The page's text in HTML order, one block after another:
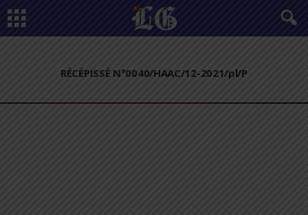
RÉCÉPISSÉ N°0040/HAAC/12-2021/pl/P